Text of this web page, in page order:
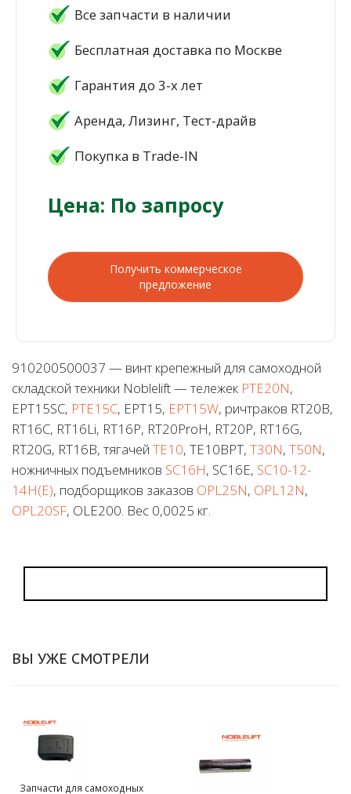
Все запчасти в наличии
Бесплатная доставка по Москве
Гарантия до 3-х лет
Аренда, Лизинг, Тест-драйв
Покупка в Trade-IN
Цена: По запросу
Получить коммерческое
предложение
910200500037 — винт крепежный для самоходной
складской техники Noblelift — тележек PTE20N,
EPT15SC, PTE15C, EPT15, EPT15W, ричтраков RT20B,
RT16C, RT16Li, RT16P, RT20ProH, RT20P, RT16G,
RT20G, RT16B, тягачей TE10, TE10BPT, T30N, T50N,
ножничных подъемников SC16H, SC16E, SC10-12-
14H(E), подборщиков заказов OPL25N, OPL12N,
OPL20SF, OLE200. Вес 0,0025 кг.
ВЫ УЖЕ СМОТРЕЛИ
Запчасти для самоходных